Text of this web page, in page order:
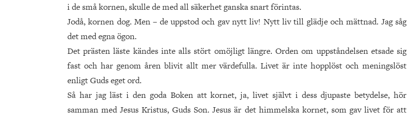
i de små kornen, skulle de med all säkerhet ganska snart förintas.
Jodå, kornen dog. Men – de uppstod och gav nytt liv! Nytt liv till glädje och mättnad. Jag såg
det med egna ögon.
Det prästen läste kändes inte alls stört omöjligt längre. Orden om uppståndelsen etsade sig
fast och har genom åren blivit allt mer värdefulla. Livet är inte hopplöst och meningslöst
enligt Guds eget ord.
Så har jag läst i den goda Boken att kornet, ja, livet självt i dess djupaste betydelse, hör
samman med Jesus Kristus, Guds Son. Jesus är det himmelska kornet, som gav livet för att